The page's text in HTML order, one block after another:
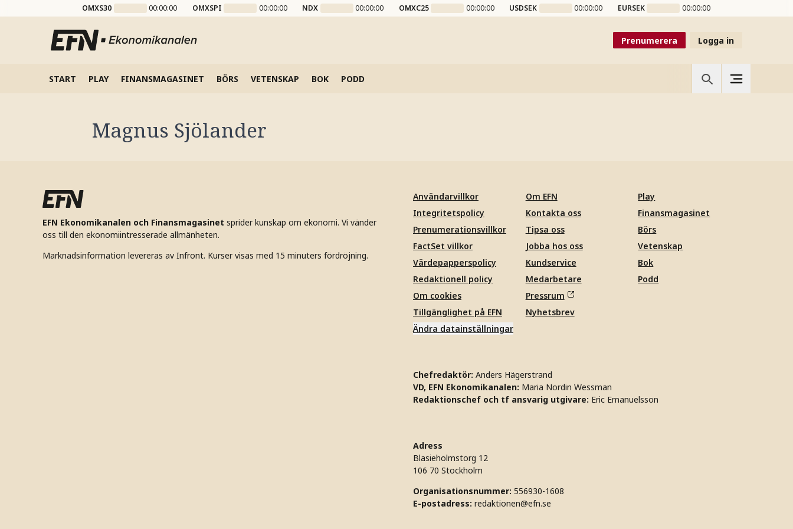
OMXS30 00:00:00 OMXSPI 00:00:00 NDX 00:00:00 OMXC25 00:00:00 USDSEK 00:00:00 EURSEK 00:00:00
Prenumerera Logga in
START PLAY FINANSMAGASINET BÖRS VETENSKAP BOK PODD
Magnus Sjölander
EFN Ekonomikanalen och Finansmagasinet sprider kunskap om ekonomi. Vi vänder
oss till den ekonomiintresserade allmänheten.
Marknadsinformation levereras av Infront. Kurser visas med 15 minuters fördröjning.
Användarvillkor
Integritetspolicy
Prenumerationsvillkor
FactSet villkor
Värdepapperspolicy
Redaktionell policy
Om cookies
Tillgänglighet på EFN
Ändra datainställningar
Om EFN
Kontakta oss
Tipsa oss
Jobba hos oss
Kundservice
Medarbetare
Pressrum
Nyhetsbrev
Play
Finansmagasinet
Börs
Vetenskap
Bok
Podd
Chefredaktör: Anders Hägerstrand
VD, EFN Ekonomikanalen: Maria Nordin Wessman
Redaktionschef och tf ansvarig utgivare: Eric Emanuelsson
Adress
Blasieholmstorg 12
106 70 Stockholm
Organisationsnummer: 556930-1608
E-postadress: redaktionen@efn.se